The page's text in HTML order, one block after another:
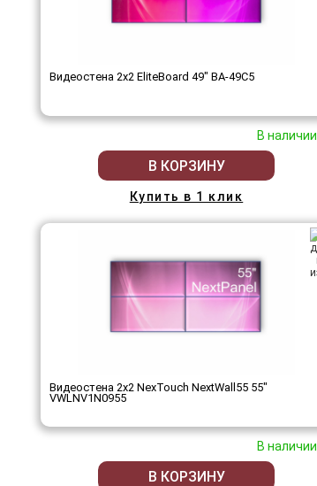
Видеостена 2x2 EliteBoard 49" BA-49C5
В наличии
В КОРЗИНУ
Купить в 1 клик
Видеостена 2x2 NexTouch NextWall55 55"
VWLNV1N0955
В наличии
В КОРЗИНУ